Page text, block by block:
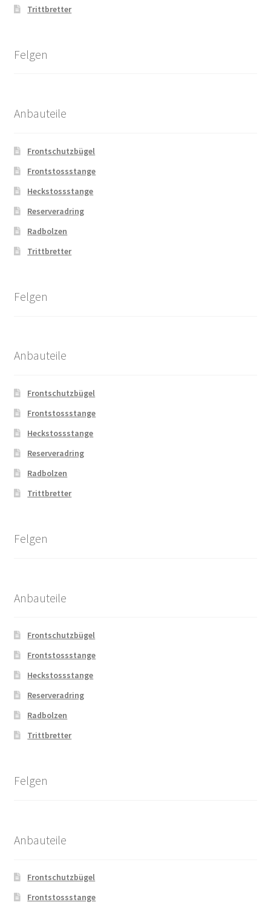
Trittbretter
Felgen
Anbauteile
Frontschutzbügel
Frontstossstange
Heckstossstange
Reserveradring
Radbolzen
Trittbretter
Felgen
Anbauteile
Frontschutzbügel
Frontstossstange
Heckstossstange
Reserveradring
Radbolzen
Trittbretter
Felgen
Anbauteile
Frontschutzbügel
Frontstossstange
Heckstossstange
Reserveradring
Radbolzen
Trittbretter
Felgen
Anbauteile
Frontschutzbügel
Frontstossstange